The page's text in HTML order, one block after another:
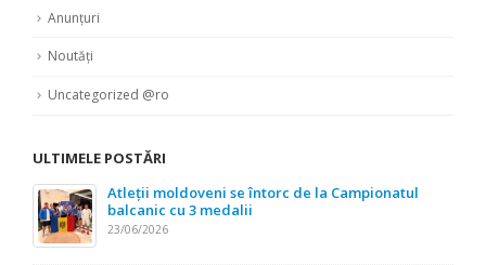
Anunțuri
Noutăți
Uncategorized @ro
ULTIMELE POSTĂRI
Atleții moldoveni se întorc de la Campionatul
balcanic cu 3 medalii
23/06/2026